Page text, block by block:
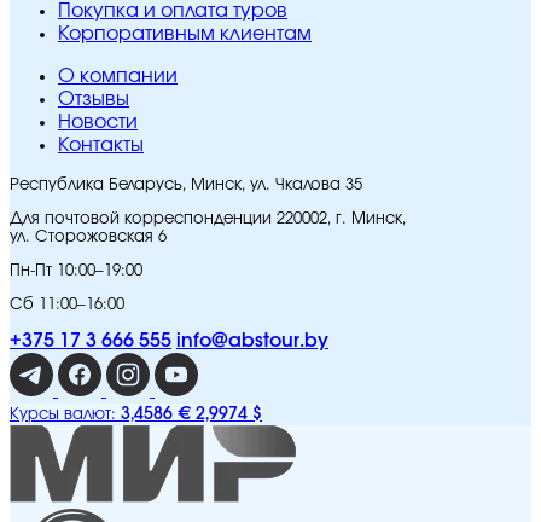
Покупка и оплата туров
Корпоративным клиентам
O компании
Отзывы
Новости
Контакты
Республика Беларусь, Минск, ул. Чкалова 35
Для почтовой корреспонденции 220002, г. Минск,
ул. Сторожовская 6
Пн-Пт 10:00–19:00
Сб 11:00–16:00
+375 17 3 666 555 info@abstour.by
Курсы валют: 3,4586 € 2,9974 $